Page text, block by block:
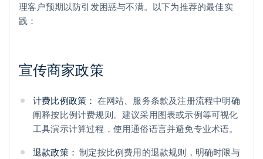
理客户预期以防引发困惑与不满。以下为推荐的最佳实
践：
宣传商家政策
计费比例政策： 在网站、服务条款及注册流程中明确
阐释按比例计费规则。建议采用图表或示例等可视化
工具演示计算过程，使用通俗语言并避免专业术语。
退款政策： 制定按比例费用的退款规则，明确时限与